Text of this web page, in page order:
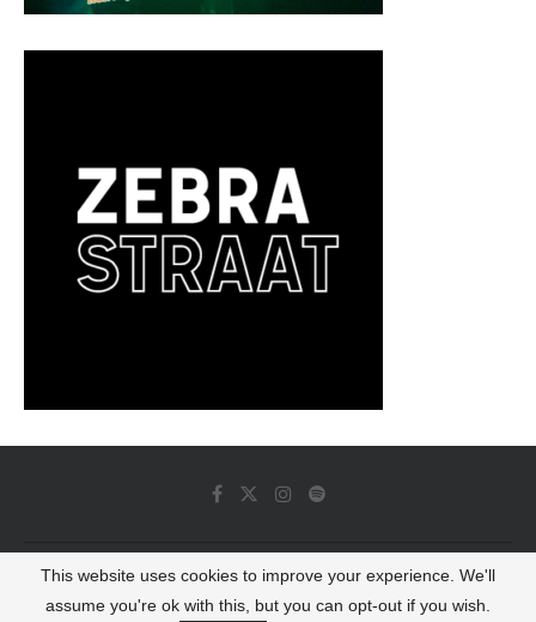
© 2022 - Luminous Dash All Rights Reserved
This website uses cookies to improve your experience. We'll
assume you're ok with this, but you can opt-out if you wish.